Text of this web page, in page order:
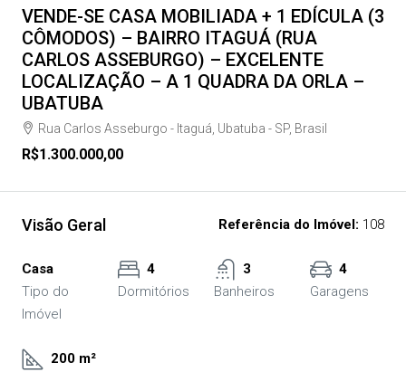
VENDE-SE CASA MOBILIADA + 1 EDÍCULA (3
CÔMODOS) – BAIRRO ITAGUÁ (RUA
CARLOS ASSEBURGO) – EXCELENTE
LOCALIZAÇÃO – A 1 QUADRA DA ORLA –
UBATUBA
Rua Carlos Asseburgo - Itaguá, Ubatuba - SP, Brasil
R$1.300.000,00
Visão Geral Referência do Imóvel: 108
Casa
Tipo do
Imóvel
4
Dormitórios
3
Banheiros
4
Garagens
200 m²